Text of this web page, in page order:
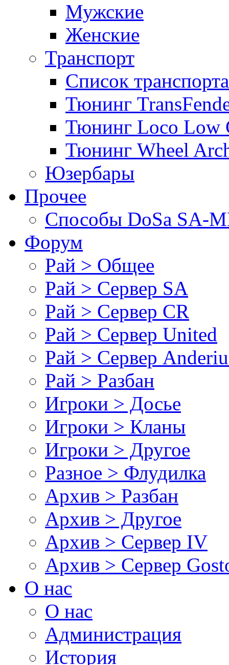
Мужские
Женские
Транспорт
Список транспорта
Тюнинг
Тюнинг Loco Low
Тюнинг Wheel
Юзербары
Прочее
Cпособы DoSа SA-
Форум
Рай > Общее
Рай > Сервер SA
Рай > Сервер CR
Рай > Сервер United
Рай > Сервер
Рай > Разбан
Игроки > Досье
Игроки > Кланы
Игроки > Другое
Разное > Флудилка
Архив > Разбан
Архив > Другое
Архив > Сервер IV
Архив > Сервер
О нас
О нас
Администрация
История